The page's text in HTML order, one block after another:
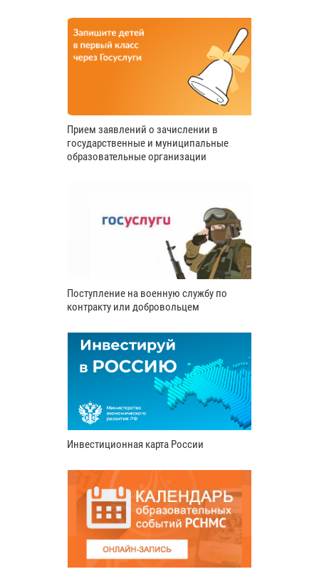
Прием заявлений о зачислении в
государственные и муниципальные
образовательные организации
Поступление на военную службу по
контракту или добровольцем
Инвестиционная карта России